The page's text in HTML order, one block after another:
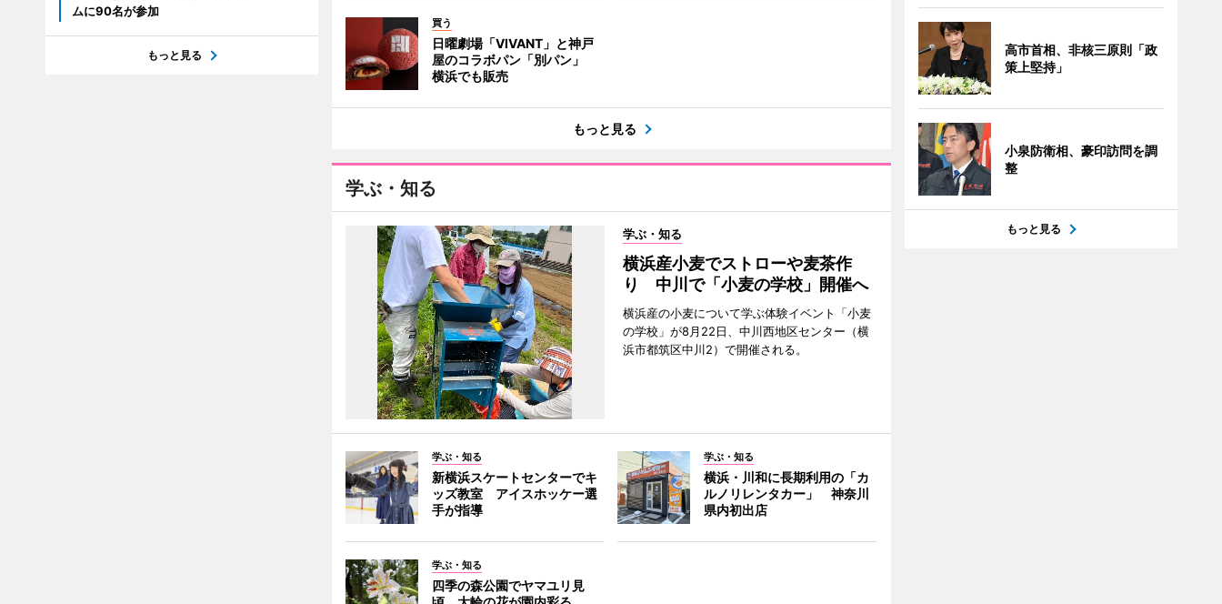
買う
日曜劇場「VIVANT」と神戸
屋のコラボパン「別パン」
横浜でも販売
もっと見る
学ぶ・知る
学ぶ・知る
横浜産小麦でストローや麦茶作
り 中川で「小麦の学校」開催へ
横浜産の小麦について学ぶ体験イベント「小麦
の学校」が8月22日、中川西地区センター（横
浜市都筑区中川2）で開催される。
学ぶ・知る
新横浜スケートセンターでキ
ッズ教室 アイスホッケー選
手が指導
学ぶ・知る
横浜・川和に長期利用の「カ
ルノリレンタカー」 神奈川
県内初出店
学ぶ・知る
四季の森公園でヤマユリ見
ムに90名が参加
もっと見る
高市首相、非核三原則「政
策上堅持」
小泉防衛相、豪印訪問を調
整
もっと見る